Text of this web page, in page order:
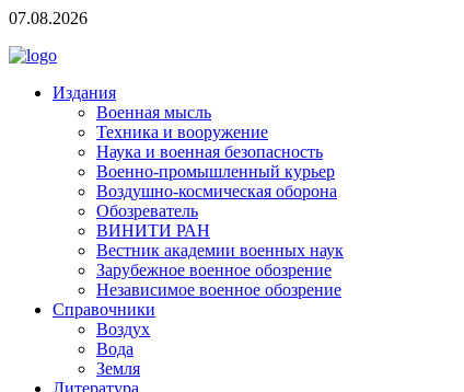
07.08.2026
Издания
Военная мысль
Техника и вооружение
Наука и военная безопасность
Военно-промышленный курьер
Воздушно-космическая оборона
Обозреватель
ВИНИТИ РАН
Вестник академии военных наук
Зарубежное военное обозрение
Независимое военное обозрение
Справочники
Воздух
Вода
Земля
Литература